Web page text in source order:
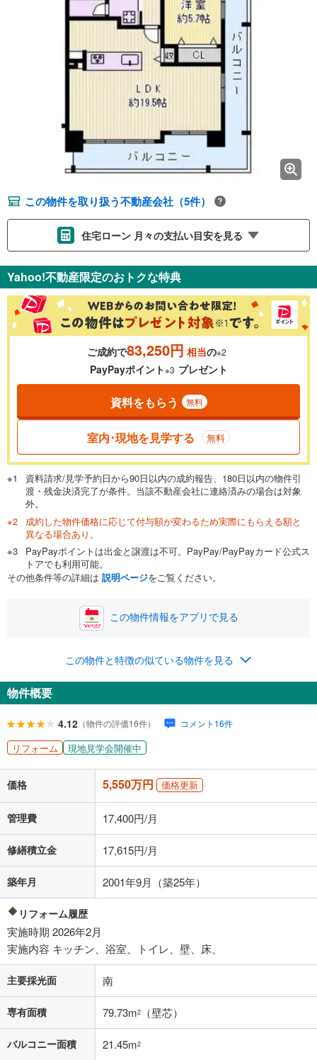
この物件を取り扱う不動産会社（5件）
住宅ローン 月々の支払い目安を見る
金利 ％
0.01%
一般的には最長35年まで借り入れ可能です。多くの金融機関
が完済時の年齢は80歳までを条件としています。
閉じる
頭金 万円
0万円 5,550万円
自己資金から住宅購入にかけられる金額を入力してくださ
い。一般的には物件価格の2割までが目安です。
閉じる
ボーナス
万円
0円
ナス時の増額分（1回分）を入力してください。
ボーナス払いの限度額は金融機関によって異なります。
閉じる
月々の返済額
ローン返済額 144,069円（頭金比率 % ）
「金利」については、ご利用を予定されている金融機関等にご確認の
上、ご自身での入力をお願いいたします。初期設定で自動入力されてい
る値は、実際の金融機関等における貸出金利とは何ら関係がなく、実際
済方法「元利均等返済」にて算出しております。入力された金利を35年
適用した場合の計算結果を表示しています。
その他月額費用や、初期費用がかかります。ご注意ください。実際にお
借り入れの際は各金融機関等に、必ずご自身でご確認をお願いいたしま
す。
条件によってお借り入れができないことがあります。
不動産会社に購入相談をする
閉じる
Yahoo!不動産限定のおトクな特典
ご成約で83,250円 相当の※2
PayPayポイント※3 プレゼント
資料をもらう 無料
室内･現地を見学する 無料
資料請求/見学予約日から90日以内の成約報告、180日以内の物件引
渡・残金決済完了が条件。当該不動産会社に連絡済みの場合は対象
外。
成約した物件価格に応じて付与額が変わるため実際にもらえる額と
異なる場合あり。
PayPayポイントは出金と譲渡は不可。PayPay/PayPayカード公式ス
トアでも利用可能。
その他条件等の詳細は 説明ページをご覧ください。
この物件情報をアプリで見る
この物件と特徴の似ている物件を見る
物件概要
4.12 （物件の評価16件） コメント16件
リフォーム 現地見学会開催中
価格 5,550万円 価格更新
管理費 17,400円/月
修繕積立金 17,615円/月
築年月 2001年9月（築25年）
リフォーム履歴
実施時期 2026年2月
実施内容 キッチン、浴室、トイレ、壁、床、
主要採光面 南
専有面積 79.73m2 （壁芯）
バルコニー面積 21.45m2